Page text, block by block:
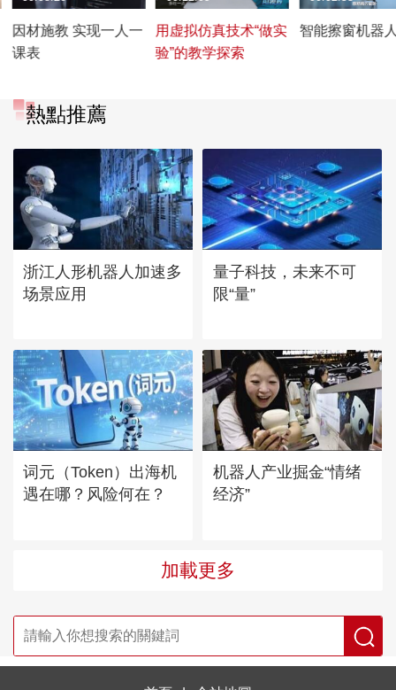
因材施教 实现一人一
课表
用虚拟仿真技术“做实
验”的教学探索
智能擦窗机器
熱點推薦
浙江人形机器人加速多
场景应用
量子科技，未来不可
限“量”
词元（Token）出海机
遇在哪？风险何在？
机器人产业掘金“情绪
经济”
加載更多